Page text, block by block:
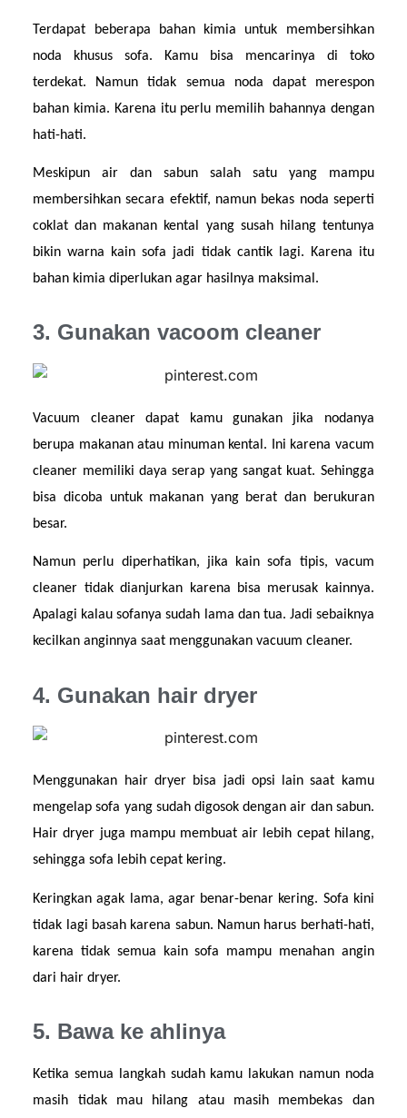
Terdapat beberapa bahan kimia untuk membersihkan
noda khusus sofa. Kamu bisa mencarinya di toko
terdekat. Namun tidak semua noda dapat merespon
bahan kimia. Karena itu perlu memilih bahannya dengan
hati-hati.
Meskipun air dan sabun salah satu yang mampu
membersihkan secara efektif, namun bekas noda seperti
coklat dan makanan kental yang susah hilang tentunya
bikin warna kain sofa jadi tidak cantik lagi. Karena itu
bahan kimia diperlukan agar hasilnya maksimal.
3. Gunakan vacoom cleaner
Vacuum cleaner dapat kamu gunakan jika nodanya
berupa makanan atau minuman kental. Ini karena vacum
cleaner memiliki daya serap yang sangat kuat. Sehingga
bisa dicoba untuk makanan yang berat dan berukuran
besar.
Namun perlu diperhatikan, jika kain sofa tipis, vacum
cleaner tidak dianjurkan karena bisa merusak kainnya.
Apalagi kalau sofanya sudah lama dan tua. Jadi sebaiknya
kecilkan anginnya saat menggunakan vacuum cleaner.
4. Gunakan hair dryer
Menggunakan hair dryer bisa jadi opsi lain saat kamu
mengelap sofa yang sudah digosok dengan air dan sabun.
Hair dryer juga mampu membuat air lebih cepat hilang,
sehingga sofa lebih cepat kering.
Keringkan agak lama, agar benar-benar kering. Sofa kini
tidak lagi basah karena sabun. Namun harus berhati-hati,
karena tidak semua kain sofa mampu menahan angin
dari hair dryer.
5. Bawa ke ahlinya
Ketika semua langkah sudah kamu lakukan namun noda
masih tidak mau hilang atau masih membekas dan